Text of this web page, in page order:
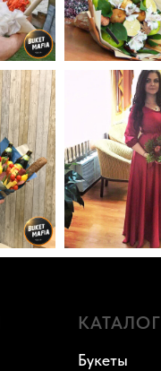
КАТАЛОГ
Букеты